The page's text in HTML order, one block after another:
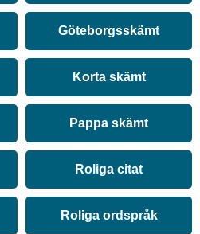
Göteborgsskämt
Korta skämt
Pappa skämt
Roliga citat
Roliga ordspråk